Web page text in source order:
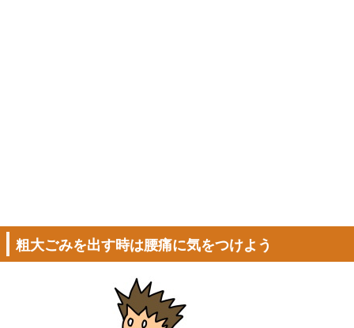
粗大ごみを出す時は腰痛に気をつけよう